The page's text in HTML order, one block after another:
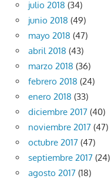
julio 2018 (34)
junio 2018 (49)
mayo 2018 (47)
abril 2018 (43)
marzo 2018 (36)
febrero 2018 (24)
enero 2018 (33)
diciembre 2017 (40)
noviembre 2017 (47)
octubre 2017 (47)
septiembre 2017 (24)
agosto 2017 (18)